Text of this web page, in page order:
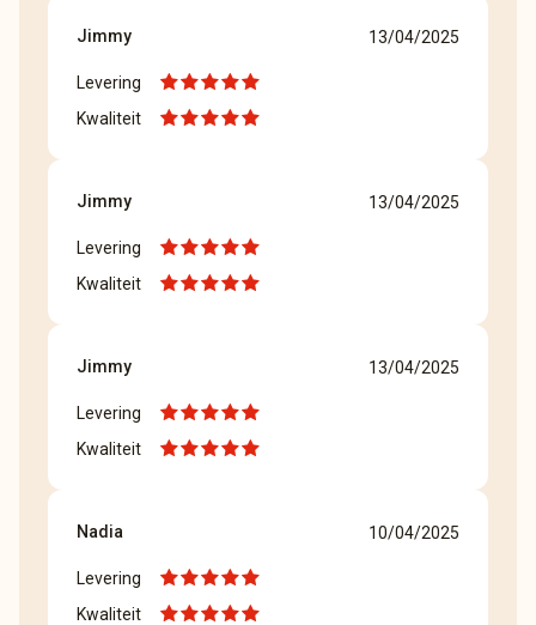
Jimmy 13/04/2025
Levering
Kwaliteit
Jimmy 13/04/2025
Levering
Kwaliteit
Jimmy 13/04/2025
Levering
Kwaliteit
Nadia 10/04/2025
Levering
Kwaliteit